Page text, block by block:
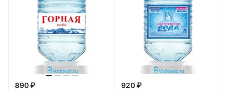
890 ₽
920 ₽